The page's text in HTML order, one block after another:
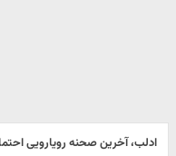
ادلب، آخرین صحنه رویارویی